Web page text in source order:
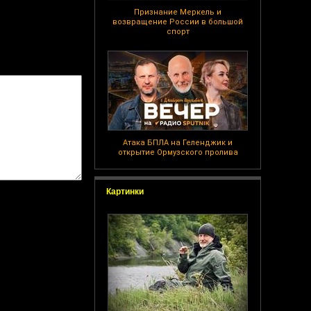
Признание Меркель и
возвращение России в большой
спорт
Атака БПЛА на Геленджик и
открытие Ормузского пролива
Картинки